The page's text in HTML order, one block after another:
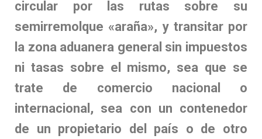
circular por las rutas sobre su
semirremolque «araña», y transitar por
la zona aduanera general sin impuestos
ni tasas sobre el mismo, sea que se
trate de comercio nacional o
internacional, sea con un contenedor
de un propietario del país o de otro